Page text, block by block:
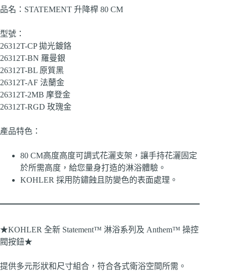
品名：STATEMENT 升降桿 80 CM
型號：
26312T-CP 拋光鍍鉻
26312T-BN 羅曼銀
26312T-BL 原質黑
26312T-AF 法蘭金
26312T-2MB 摩登金
26312T-RGD 玫瑰金
產品特色：
80 CM高度高度可調式花灑支架，讓手持花灑固定
於所需高度，給您量身打造的淋浴體驗。
KOHLER 採用防鏽蝕且防變色的表面處理。
★KOHLER 全新 Statement™ 淋浴系列及 Anthem™ 操控
閥按鈕★
提供多元形狀和尺寸組合，符合各式衛浴空間所需。